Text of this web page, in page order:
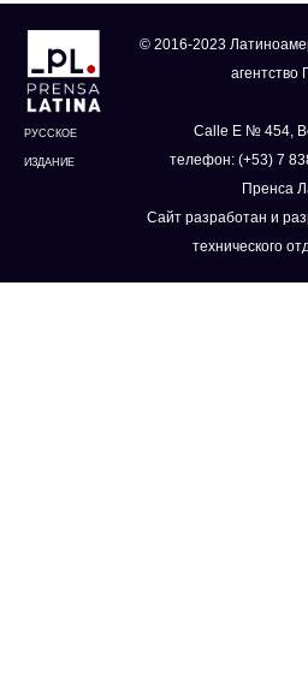
РУССКОЕ
ИЗДАНИЕ
© 2016-2023
агентство
Calle E № 454,
телефон: (+53) 7
Пренса
Сайт разработан и
технического